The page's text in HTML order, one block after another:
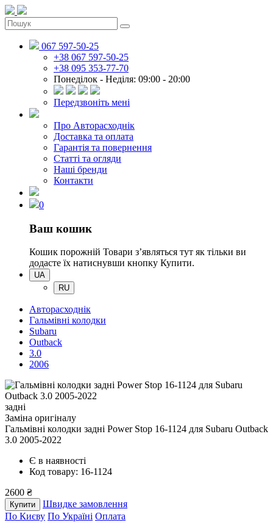
067 597-50-25
+38 067 597-50-25
+38 095 353-77-70
Понеділок - Неділя: 09:00 - 20:00
Передзвоніть мені
Про Авторасходнік
Доставка та оплата
Гарантія та повернення
Статті та огляди
Наші бренди
Контакти
0
Ваш кошик
Кошик порожній Товари зʼявляться тут як тільки ви
додасте їх натиснувши кнопку Купити.
UA
RU
Авторасходнік
Гальмівні колодки
Subaru
Outback
3.0
2006
задні
Заміна оригіналу
Гальмівні колодки задні Power Stop 16-1124 для Subaru Outback
3.0 2005-2022
Є в наявності
Код товару: 16-1124
2600 ₴
Купити
Швидке замовлення
По Києву По Україні Оплата